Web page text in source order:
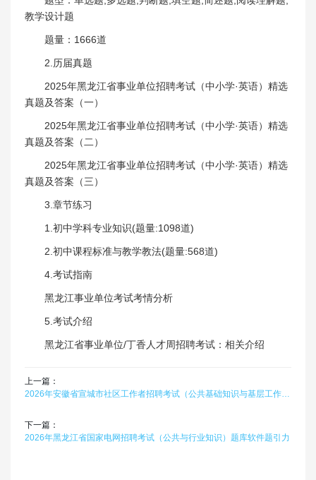
教学设计题
题量：1666道
2.历届真题
2025年黑龙江省事业单位招聘考试（中小学·英语）精选
真题及答案（一）
2025年黑龙江省事业单位招聘考试（中小学·英语）精选
真题及答案（二）
2025年黑龙江省事业单位招聘考试（中小学·英语）精选
真题及答案（三）
3.章节练习
1.初中学科专业知识(题量:1098道)
2.初中课程标准与教学教法(题量:568道)
4.考试指南
黑龙江事业单位考试考情分析
5.考试介绍
黑龙江省事业单位/丁香人才周招聘考试：相关介绍
上一篇：
下一篇：
2026年黑龙江省国家电网招聘考试（公共与行业知识）题库软件题引力